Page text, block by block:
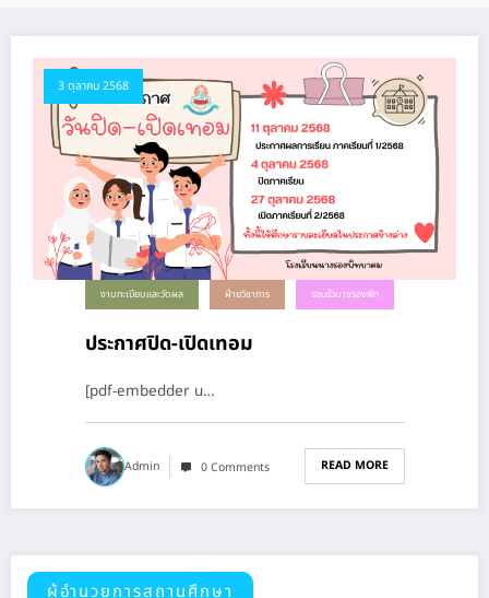
3 ตุลาคม 2568
งานทะเบียนและวัดผล ฝ่ายวิชาการ รอบรั้วนางรองพิท
ประกาศปิด-เปิดเทอม
[pdf-embedder u…
Admin 0 Comments READ MORE
ผู้อำนวยการสถานศึกษา